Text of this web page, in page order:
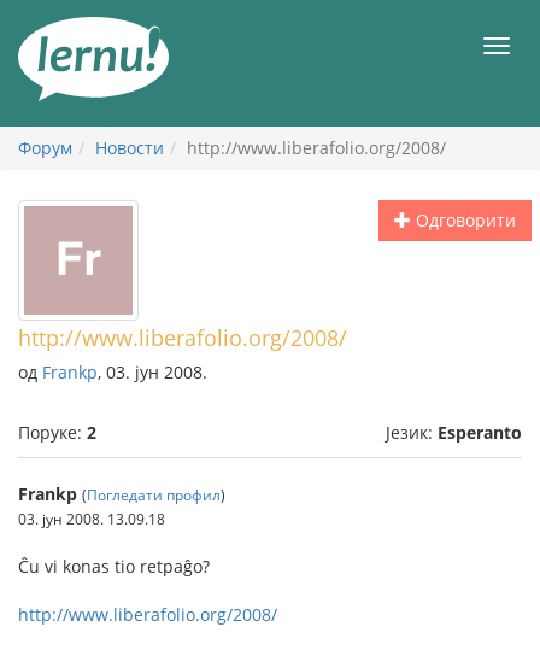
садржају
Форум Новости http://www.liberafolio.org/2008/
Одговорити
http://www.liberafolio.org/2008/
од Frankp, 03. јун 2008.
Поруке: 2 Језик: Esperanto
Frankp (Погледати профил)
03. јун 2008. 13.09.18
Ĉu vi konas tio retpaĝo?
http://www.liberafolio.org/2008/